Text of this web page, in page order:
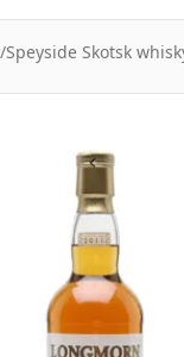
/Speyside Skotsk